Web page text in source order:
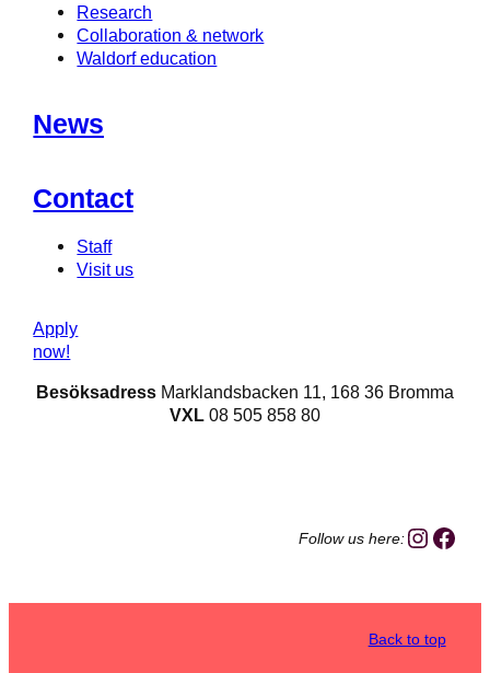
Research
Collaboration & network
Waldorf education
News
Contact
Staff
Visit us
Apply
now!
Besöksadress Marklandsbacken 11, 168 36 Bromma
VXL 08 505 858 80
Follow us here:
Back to top